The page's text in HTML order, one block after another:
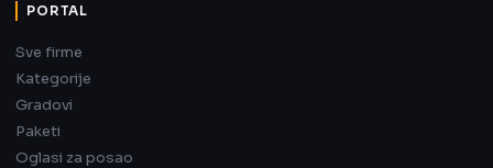
PORTAL
Sve firme
Kategorije
Gradovi
Paketi
Oglasi za posao